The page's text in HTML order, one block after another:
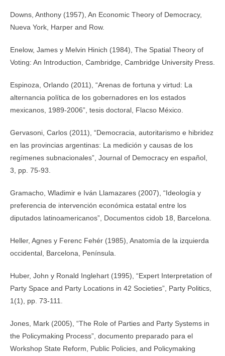
Downs, Anthony (1957), An Economic Theory of Democracy,
Nueva York, Harper and Row.
Enelow, James y Melvin Hinich (1984), The Spatial Theory of
Voting: An Introduction, Cambridge, Cambridge University Press.
Espinoza, Orlando (2011), “Arenas de fortuna y virtud: La
alternancia política de los gobernadores en los estados
mexicanos, 1989-2006”, tesis doctoral, Flacso México.
Gervasoni, Carlos (2011), “Democracia, autoritarismo e hibridez
en las provincias argentinas: La medición y causas de los
regímenes subnacionales”, Journal of Democracy en español,
3, pp. 75-93.
Gramacho, Wladimir e Iván Llamazares (2007), “Ideología y
preferencia de intervención económica estatal entre los
diputados latinoamericanos”, Documentos cidob 18, Barcelona.
Heller, Agnes y Ferenc Fehér (1985), Anatomía de la izquierda
occidental, Barcelona, Península.
Huber, John y Ronald Inglehart (1995), “Expert Interpretation of
Party Space and Party Locations in 42 Societies”, Party Politics,
1(1), pp. 73-111.
Jones, Mark (2005), “The Role of Parties and Party Systems in
the Policymaking Process”, documento preparado para el
Workshop State Reform, Public Policies, and Policymaking